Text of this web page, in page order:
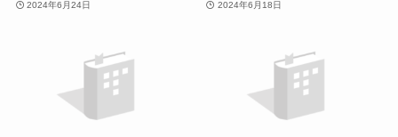
2024年6月24日 2024年6月18日